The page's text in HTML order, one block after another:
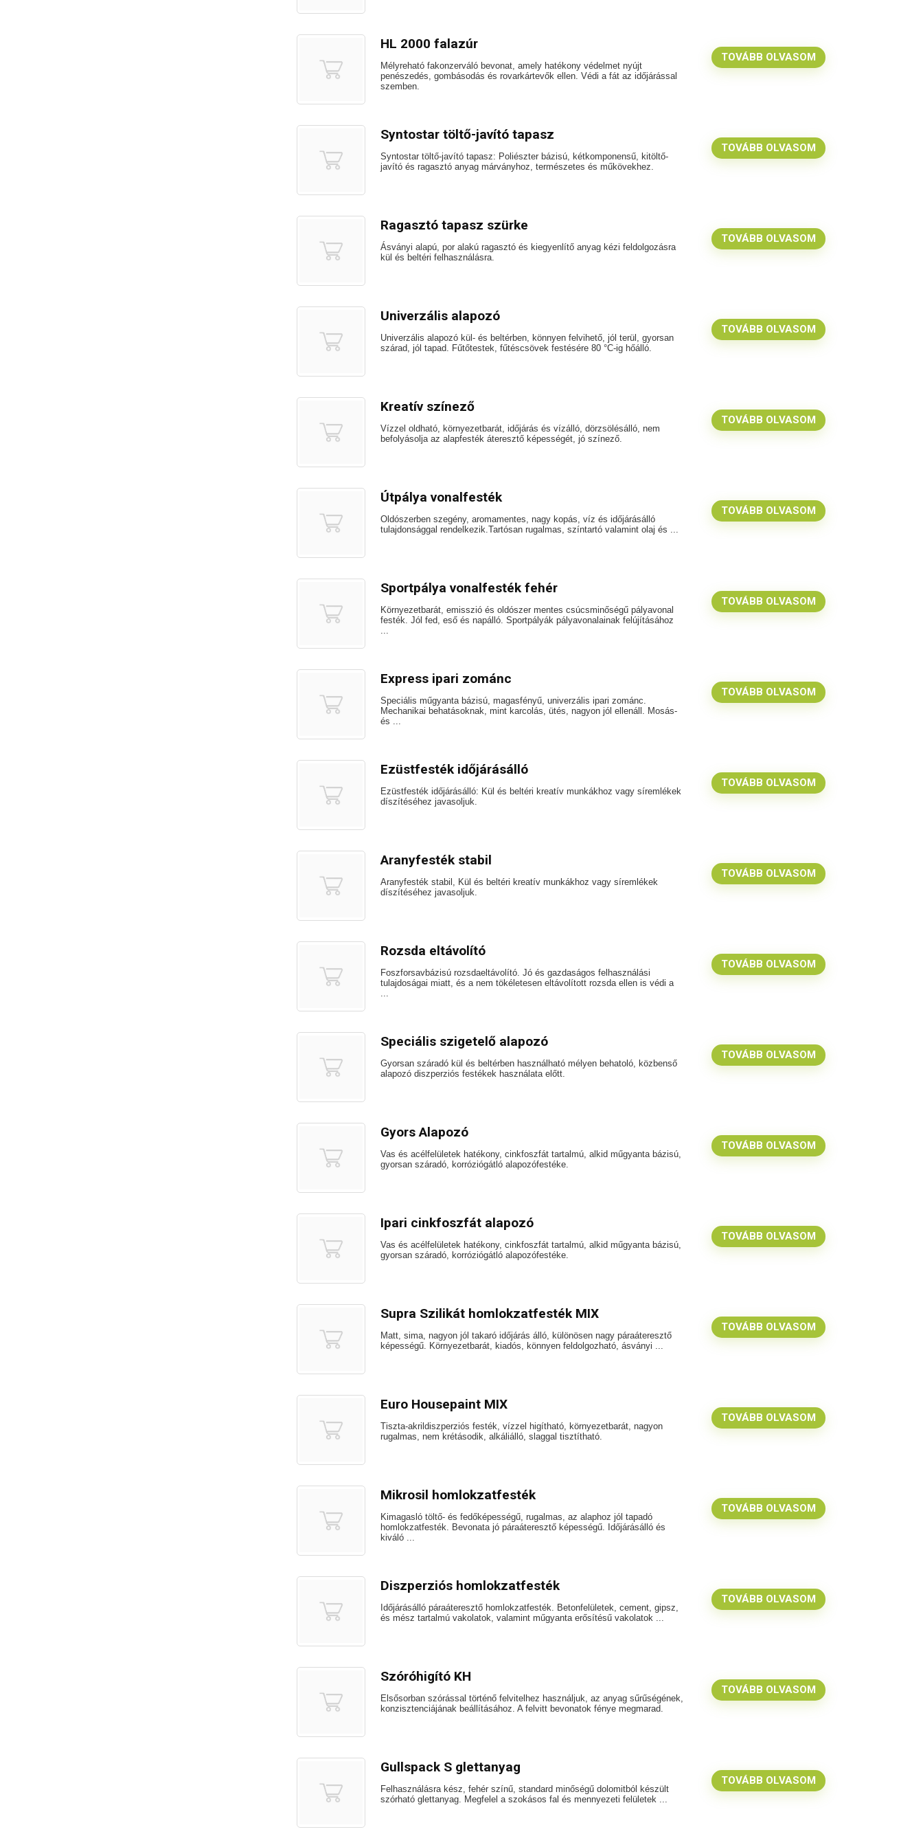
HL 2000 falazúr
Mélyreható fakonzerváló bevonat, amely hatékony védelmet nyújt
penészedés, gombásodás és rovarkártevők ellen. Védi a fát az időjárással
szemben.
TOVÁBB OLVASOM
Syntostar töltő-javító tapasz
Syntostar töltő-javító tapasz: Poliészter bázisú, kétkomponensű, kitöltő-
javító és ragasztó anyag márványhoz, természetes és műkövekhez.
TOVÁBB OLVASOM
Ragasztó tapasz szürke
Ásványi alapú, por alakú ragasztó és kiegyenlítő anyag kézi feldolgozásra
kül és beltéri felhasználásra.
TOVÁBB OLVASOM
Univerzális alapozó
Univerzális alapozó kül- és beltérben, könnyen felvihető, jól terül, gyorsan
szárad, jól tapad. Fűtőtestek, fűtéscsövek festésére 80 °C-ig hőálló.
TOVÁBB OLVASOM
Kreatív színező
Vízzel oldható, környezetbarát, időjárás és vízálló, dörzsölésálló, nem
befolyásolja az alapfesték áteresztő képességét, jó színező.
TOVÁBB OLVASOM
Útpálya vonalfesték
Oldószerben szegény, aromamentes, nagy kopás, víz és időjárásálló
tulajdonsággal rendelkezik.Tartósan rugalmas, színtartó valamint olaj és ...
TOVÁBB OLVASOM
Sportpálya vonalfesték fehér
Környezetbarát, emisszió és oldószer mentes csúcsminőségű pályavonal
festék. Jól fed, eső és napálló. Sportpályák pályavonalainak felújításához
...
TOVÁBB OLVASOM
Express ipari zománc
Speciális műgyanta bázisú, magasfényű, univerzális ipari zománc.
Mechanikai behatásoknak, mint karcolás, ütés, nagyon jól ellenáll. Mosás-
és ...
TOVÁBB OLVASOM
Ezüstfesték időjárásálló
Ezüstfesték időjárásálló: Kül és beltéri kreatív munkákhoz vagy síremlékek
díszítéséhez javasoljuk.
TOVÁBB OLVASOM
Aranyfesték stabil
Aranyfesték stabil, Kül és beltéri kreatív munkákhoz vagy síremlékek
díszítéséhez javasoljuk.
TOVÁBB OLVASOM
Rozsda eltávolító
Foszforsavbázisú rozsdaeltávolító. Jó és gazdaságos felhasználási
tulajdoságai miatt, és a nem tökéletesen eltávolított rozsda ellen is védi a
...
TOVÁBB OLVASOM
Speciális szigetelő alapozó
Gyorsan száradó kül és beltérben használható mélyen behatoló, közbenső
alapozó diszperziós festékek használata előtt.
TOVÁBB OLVASOM
Gyors Alapozó
Vas és acélfelületek hatékony, cinkfoszfát tartalmú, alkid műgyanta bázisú,
gyorsan száradó, korróziógátló alapozófestéke.
TOVÁBB OLVASOM
Ipari cinkfoszfát alapozó
Vas és acélfelületek hatékony, cinkfoszfát tartalmú, alkid műgyanta bázisú,
gyorsan száradó, korróziógátló alapozófestéke.
TOVÁBB OLVASOM
Supra Szilikát homlokzatfesték MIX
Matt, sima, nagyon jól takaró időjárás álló, különösen nagy páraáteresztő
képességű. Környezetbarát, kiadós, könnyen feldolgozható, ásványi ...
TOVÁBB OLVASOM
Euro Housepaint MIX
Tiszta-akrildiszperziós festék, vízzel higítható, környezetbarát, nagyon
rugalmas, nem krétásodik, alkáliálló, slaggal tisztítható.
TOVÁBB OLVASOM
Mikrosil homlokzatfesték
Kimagasló töltő- és fedőképességű, rugalmas, az alaphoz jól tapadó
homlokzatfesték. Bevonata jó páraáteresztő képességű. Időjárásálló és
kiváló ...
TOVÁBB OLVASOM
Diszperziós homlokzatfesték
Időjárásálló páraáteresztő homlokzatfesték. Betonfelületek, cement, gipsz,
és mész tartalmú vakolatok, valamint műgyanta erősítésű vakolatok ...
TOVÁBB OLVASOM
Szóróhigító KH
Elsősorban szórással történő felvitelhez használjuk, az anyag sűrűségének,
konzisztenciájának beállításához. A felvitt bevonatok fénye megmarad.
TOVÁBB OLVASOM
Gullspack S glettanyag
Felhasználásra kész, fehér színű, standard minőségű dolomitból készült
szórható glettanyag. Megfelel a szokásos fal és mennyezeti felületek ...
TOVÁBB OLVASOM